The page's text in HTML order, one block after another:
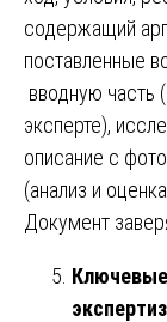
содержащий
поставленные
вводную часть
эксперте),
описание с
(анализ и
Документ